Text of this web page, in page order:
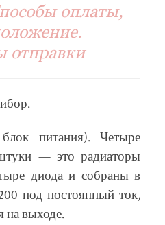
оплаты,
отправки
питания). Четыре
— это радиаторы
диода и собраны в
под постоянный ток,
на выходе.